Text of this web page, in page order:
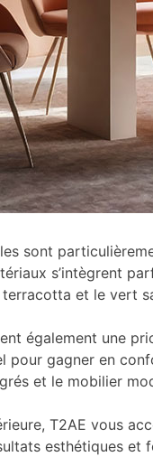
sont
s’intègrent
et le vert
également une
pour gagner en
et le mobilier
T2AE vous
esthétiques et